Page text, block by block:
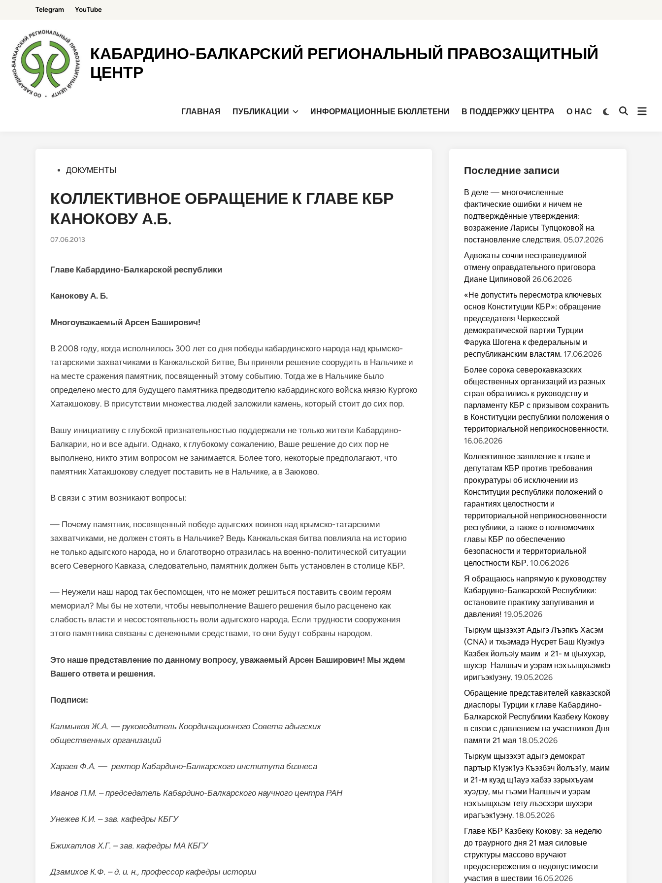
содержимому
Telegram YouTube
КАБАРДИНО-БАЛКАРСКИЙ РЕГИОНАЛЬНЫЙ ПРАВОЗАЩИТНЫЙ
ЦЕНТР
ГЛАВНАЯ ПУБЛИКАЦИИ ИНФОРМАЦИОННЫЕ БЮЛЛЕТЕНИ В ПОДДЕРЖКУ ЦЕНТРА О НАС
Переключить
Открыть
Опубликовано
ДОКУМЕНТЫ
КОЛЛЕКТИВНОЕ ОБРАЩЕНИЕ К ГЛАВЕ КБР
КАНОКОВУ А.Б.
07.06.2013
Главе Кабардино-Балкарской республики
Канокову А. Б.
Многоуважаемый Арсен Баширович!
В 2008 году, когда исполнилось 300 лет со дня победы кабардинского народа над крымско-
татарскими захватчиками в Канжальской битве, Вы приняли решение соорудить в Нальчике и
на месте сражения памятник, посвященный этому событию. Тогда же в Нальчике было
определено место для будущего памятника предводителю кабардинского войска князю Кургоко
Хатакшокову. В присутствии множества людей заложили камень, который стоит до сих пор.
Вашу инициативу с глубокой признательностью поддержали не только жители Кабардино-
Балкарии, но и все адыги. Однако, к глубокому сожалению, Ваше решение до сих пор не
выполнено, никто этим вопросом не занимается. Более того, некоторые предполагают, что
памятник Хатакшокову следует поставить не в Нальчике, а в Заюково.
В связи с этим возникают вопросы:
— Почему памятник, посвященный победе адыгских воинов над крымско-татарскими
захватчиками, не должен стоять в Нальчике? Ведь Канжальская битва повлияла на историю
не только адыгского народа, но и благотворно отразилась на военно-политической ситуации
всего Северного Кавказа, следовательно, памятник должен быть установлен в столице КБР.
— Неужели наш народ так беспомощен, что не может решиться поставить своим героям
мемориал? Мы бы не хотели, чтобы невыполнение Вашего решения было расценено как
слабость власти и несостоятельность воли адыгского народа. Если трудности сооружения
этого памятника связаны с денежными средствами, то они будут собраны народом.
Это наше представление по данному вопросу, уважаемый Арсен Баширович! Мы ждем
Вашего ответа и решения.
Подписи:
Калмыков Ж.А. — руководитель Координационного Совета адыгских
общественных организаций
Хараев Ф.А. — ректор Кабардино-Балкарского института бизнеса
Иванов П.М. – председатель Кабардино-Балкарского научного центра РАН
Унежев К.И. – зав. кафедры КБГУ
Бжихатлов Х.Г. – зав. кафедры МА КБГУ
Дзамихов К.Ф. – д. и. н., профессор кафедры истории
Последние записи
В деле — многочисленные
фактические ошибки и ничем не
подтверждённые утверждения:
возражение Ларисы Тупцоковой на
постановление следствия. 05.07.2026
Адвокаты сочли несправедливой
отмену оправдательного приговора
Диане Ципиновой 26.06.2026
«Не допустить пересмотра ключевых
основ Конституции КБР»: обращение
председателя Черкесской
демократической партии Турции
Фарука Шогена к федеральным и
республиканским властям. 17.06.2026
Более сорока северокавказских
общественных организаций из разных
стран обратились к руководству и
парламенту КБР с призывом сохранить
в Конституции республики положения о
территориальной неприкосновенности.
16.06.2026
Коллективное заявление к главе и
депутатам КБР против требования
прокуратуры об исключении из
Конституции республики положений о
гарантиях целостности и
территориальной неприкосновенности
республики, а также о полномочиях
главы КБР по обеспечению
безопасности и территориальной
целостности КБР. 10.06.2026
Я обращаюсь напрямую к руководству
Кабардино-Балкарской Республики:
остановите практику запугивания и
давления! 19.05.2026
Тыркум щызэхэт Адыгэ Лъэпкъ Хасэм
(CNA) и тхьэмадэ Нусрет Баш КIуэкIуэ
Казбек йолъэIу маим и 21- м цIыхухэр,
шухэр Налшыч и уэрам нэхъыщхьэмкIэ
иригъэкIуэну. 19.05.2026
Обращение представителей кавказской
диаспоры Турции к главе Кабардино-
Балкарской Республики Казбеку Кокову
в связи с давлением на участников Дня
памяти 21 мая 18.05.2026
Тыркум щызэхэт адыгэ демократ
партыр К1уэк1уэ Къэзбэч йолъэ1у, маим
и 21-м куэд щ1ауэ хабзэ зэрыхъуам
хуэдэу, мы гъэми Налшыч и уэрам
нэхъыщхьэм тету лъэсхэри шухэри
ирагъэк1уэну. 18.05.2026
Главе КБР Казбеку Кокову: за неделю
до траурного дня 21 мая силовые
структуры массово вручают
предостережения о недопустимости
участия в шествии 16.05.2026